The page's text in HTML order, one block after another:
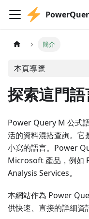
簡介
本頁導覽
探索這門
Power Query M 公式
活的資料混搭查詢。它
小寫的語言。Power
Microsoft 產品，例如
Analysis Services。
本網站作為 Power
供快速、直接的詳細資